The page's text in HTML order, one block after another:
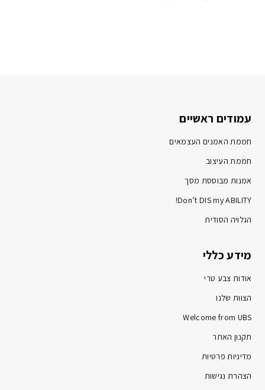
עמודים ראשיים
חממת האמנים העצמאים
חממת העיצוב
אמנות מבוססת מסך
Don’t DIS my ABILITY!
הגלויה הסודית
מידע כללי
אודות צבע טרי
הצוות שלנו
Welcome from UBS
תקנון האתר
מדיניות פרטיות
הצהרת נגישות